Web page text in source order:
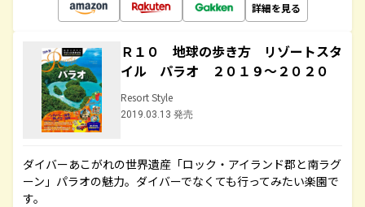
詳細を見る
Ｒ１０ 地球の歩き方 リゾートスタ
イル パラオ ２０１９～２０２０
Resort Style
2019.03.13 発売
ダイバーあこがれの世界遺産「ロック・アイランド郡と南ラグ
ーン」パラオの魅力。ダイバーでなくても行ってみたい楽園で
す。